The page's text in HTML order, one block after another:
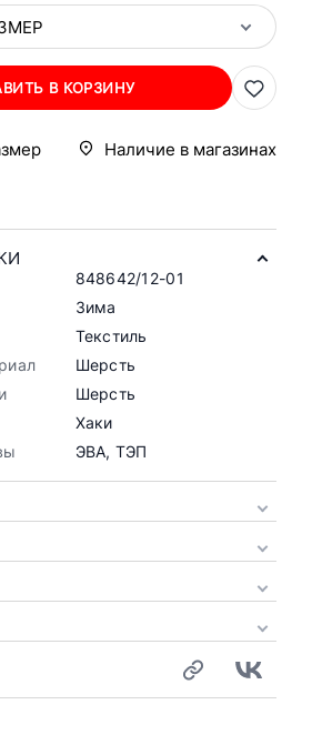
В КОРЗИНУ
Наличие в магазинах
848642/12-01
Зима
Текстиль
Шерсть
Шерсть
Хаки
ЭВА, ТЭП